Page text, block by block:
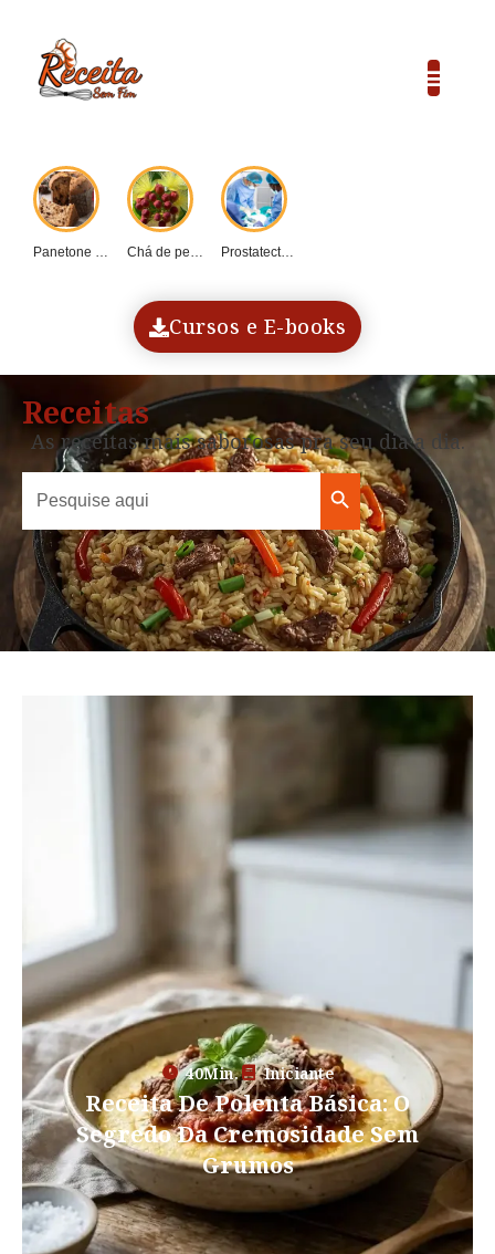
Panetone caseiro vs.... Chá de pequi:... Prostatectomia: Guia completo...
Cursos e E-books
Receitas
As receitas mais saborosas pra seu dia a dia.
Search
for: Search Button
40Min. Iniciante
Receita De Polenta Básica: O
Segredo Da Cremosidade Sem
Grumos